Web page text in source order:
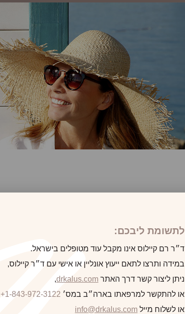
לתשומת ליבכם:
ד״ר רם קיילוס אינו מקבל עוד מטופלים בישראל.
במידה ותרצו לתאם ייעוץ אונליין או אישי עם ד״ר קיילוס,
ניתן ליצור קשר דרך האתר drkalus.com
,
או להתקשר למרפאתו בארה״ב במס׳ +1-843-972-3122
או לשלוח מייל info@drkalus.com